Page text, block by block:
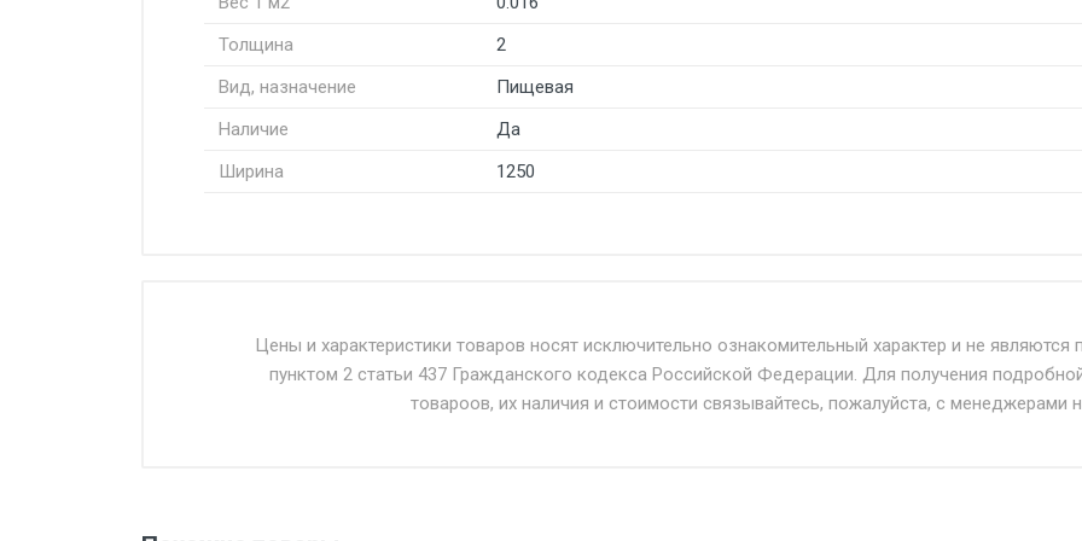
Толщина
2
Вид, назначение
Пищевая
Наличие
Да
Ширина
1250
Доставка осуществляется собственным и наёмным транспортом, стоимость доставки
Въезд на ТТК и Садовое кольцо + от 500.
Цены и характеристики товаров носят исключительно ознакомительный характер и не
пунктом 2 статьи 437 Гражданского кодекса Российской Федерации. Для получения
товароов, их наличия и стоимости связывайтесь, пожалуйста, с менеджерами